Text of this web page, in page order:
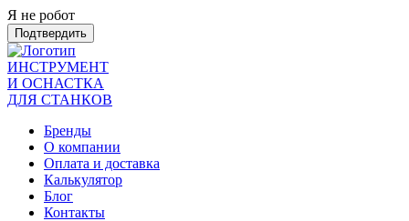
Я не робот
Подтвердить
ИНСТРУМЕНТ
И ОСНАСТКА
ДЛЯ СТАНКОВ
Бренды
О компании
Оплата и доставка
Калькулятор
Блог
Контакты